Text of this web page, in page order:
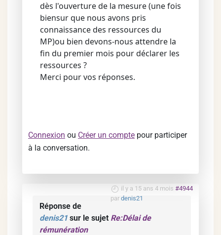
dès l'ouverture de la mesure (une fois
biensur que nous avons pris
connaissance des ressources du
MP)ou bien devons-nous attendre la
fin du premier mois pour déclarer les
ressources ?
Merci pour vos réponses.
Connexion ou Créer un compte pour participer
à la conversation.
il y a 15 ans 4 mois #4944
par denis21
Réponse de
denis21 sur le sujet Re:Délai de
rémunération